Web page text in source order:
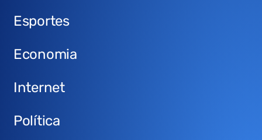
Esportes
Economia
Internet
Política